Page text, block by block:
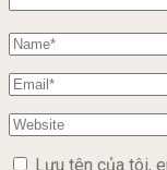
Lưu tên của tôi,